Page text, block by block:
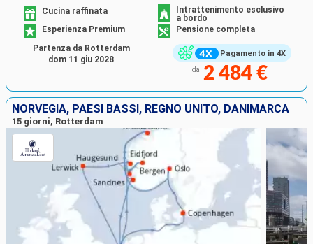
Pagamento in 4X
Cucina raffinata
Intrattenimento esclusivo
a bordo
Esperienza Premium
Pensione completa
da 2 484 €
Partenza da Rotterdam
dom 11 giu 2028
NORVEGIA, PAESI BASSI, REGNO UNITO, DANIMARCA
15 giorni, Rotterdam